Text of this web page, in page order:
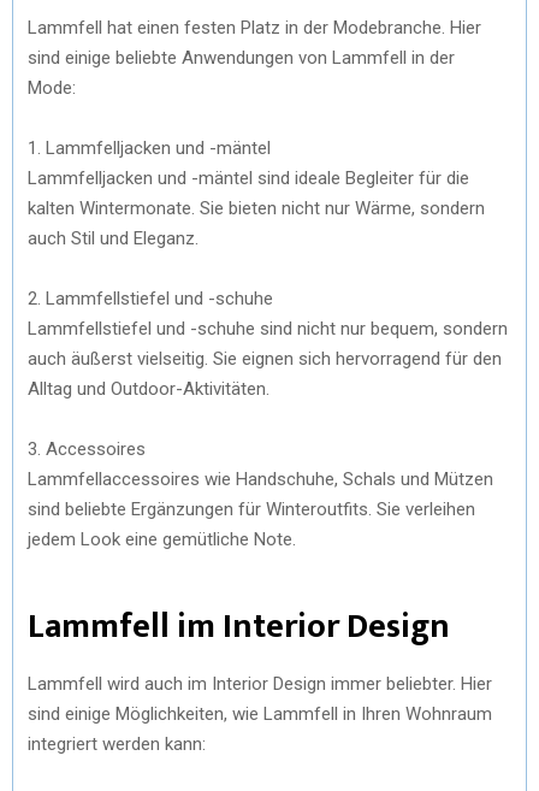
Lammfell hat einen festen Platz in der Modebranche. Hier
sind einige beliebte Anwendungen von Lammfell in der
Mode:
1. Lammfelljacken und -mäntel
Lammfelljacken und -mäntel sind ideale Begleiter für die
kalten Wintermonate. Sie bieten nicht nur Wärme, sondern
auch Stil und Eleganz.
2. Lammfellstiefel und -schuhe
Lammfellstiefel und -schuhe sind nicht nur bequem, sondern
auch äußerst vielseitig. Sie eignen sich hervorragend für den
Alltag und Outdoor-Aktivitäten.
3. Accessoires
Lammfellaccessoires wie Handschuhe, Schals und Mützen
sind beliebte Ergänzungen für Winteroutfits. Sie verleihen
jedem Look eine gemütliche Note.
Lammfell im Interior Design
Lammfell wird auch im Interior Design immer beliebter. Hier
sind einige Möglichkeiten, wie Lammfell in Ihren Wohnraum
integriert werden kann: